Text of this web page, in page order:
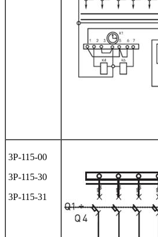
3Р-115-00
3Р-115-30
3Р-115-31